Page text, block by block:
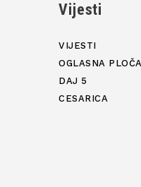
Vijesti
VIJESTI
OGLASNA PLOČA
DAJ 5
CESARICA